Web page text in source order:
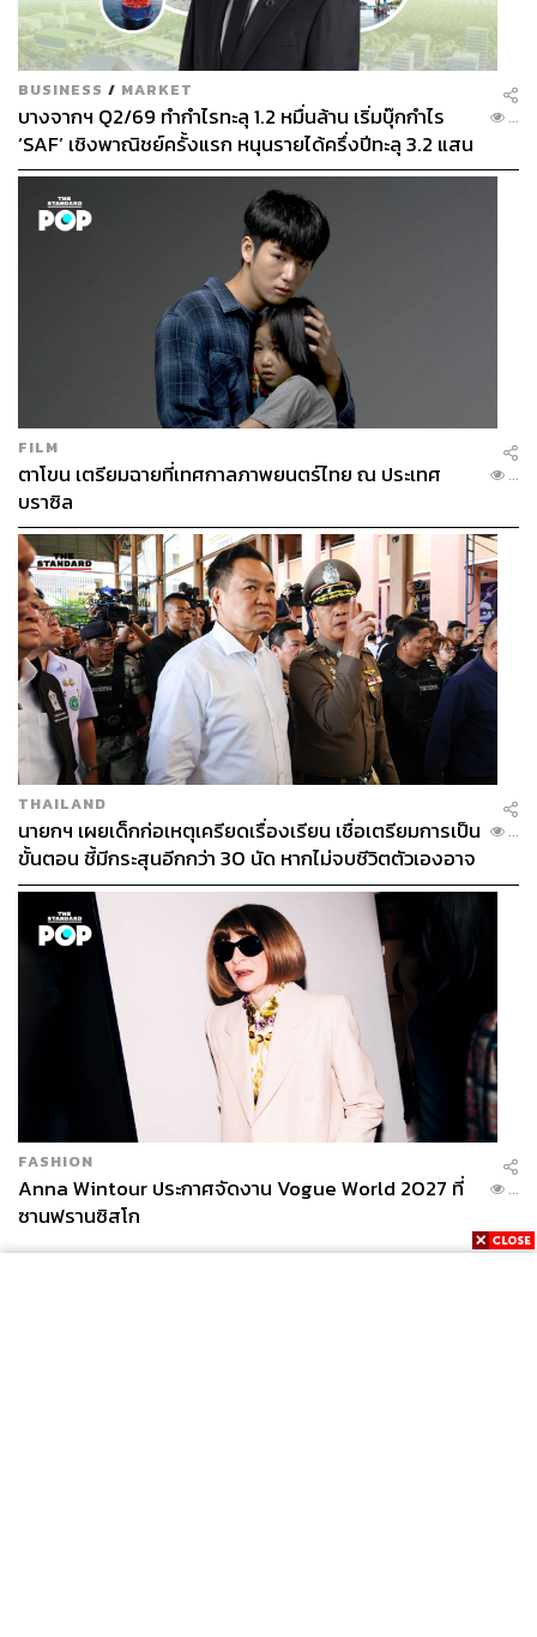
BUSINESS / MARKET
บางจากฯ Q2/69 ทำกำไรทะลุ 1.2 หมื่นล้าน เริ่มบุ๊กกำไร
‘SAF’ เชิงพาณิชย์ครั้งแรก หนุนรายได้ครึ่งปีทะลุ 3.2 แสน
ล้าน
...
FILM
ตาโขน เตรียมฉายที่เทศกาลภาพยนตร์ไทย ณ ประเทศ
บราซิล
...
THAILAND
นายกฯ เผยเด็กก่อเหตุเครียดเรื่องเรียน เชื่อเตรียมการเป็น
ขั้นตอน ชี้มีกระสุนอีกกว่า 30 นัด หากไม่จบชีวิตตัวเองอาจ
สูญเสียเพิ่ม
...
FASHION
Anna Wintour ประกาศจัดงาน Vogue World 2027 ที่
ซานฟรานซิสโก
...